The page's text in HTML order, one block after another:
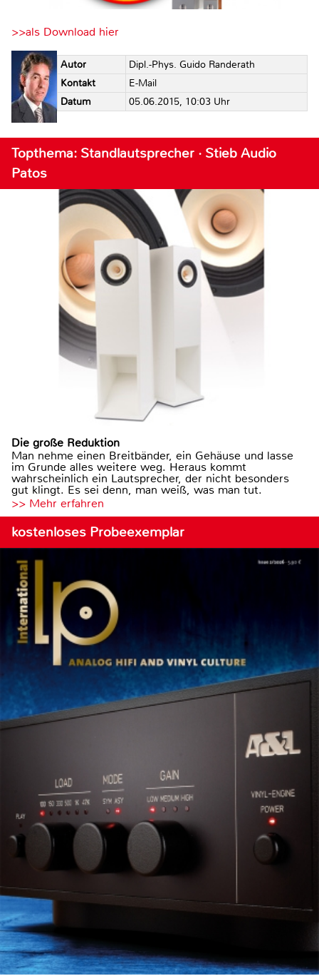
>>als Download hier
Autor
Dipl.-Phys. Guido Randerath
Kontakt
E-Mail
Datum
05.06.2015, 10:03 Uhr
Topthema: Standlautsprecher · Stieb Audio
Patos
Die große Reduktion
Man nehme einen Breitbänder, ein Gehäuse und lasse
im Grunde alles weitere weg. Heraus kommt
wahrscheinlich ein Lautsprecher, der nicht besonders
gut klingt. Es sei denn, man weiß, was man tut.
>> Mehr erfahren
kostenloses Probeexemplar